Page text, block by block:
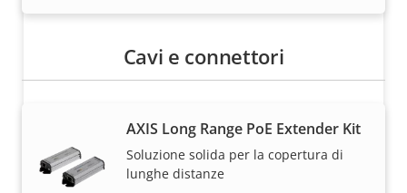
Cavi e connettori
AXIS Long Range PoE Extender Kit
Soluzione solida per la copertura di
lunghe distanze
Desideri vendere i dispositivi Axis?
Sei interessato a diventare un rivenditore?